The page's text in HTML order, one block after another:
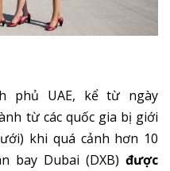
phủ UAE, kể từ ngày
từ các quốc gia bị giới
khi quá cảnh hơn 10
bay Dubai (DXB) được